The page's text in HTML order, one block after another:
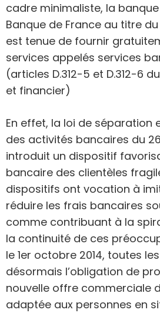
cadre minimaliste, la
Banque de France au titre
est tenue de fournir
services appelés services
(articles D.312-5 et D.312-6
et financier)
En effet, la loi de séparation
des activités bancaires du
introduit un dispositif
bancaire des clientèles
dispositifs ont vocation à
réduire les frais bancaires
comme contribuant à la
la continuité de ces
le 1er octobre 2014, toutes
désormais l’obligation de
nouvelle offre commerciale
adaptée aux personnes en